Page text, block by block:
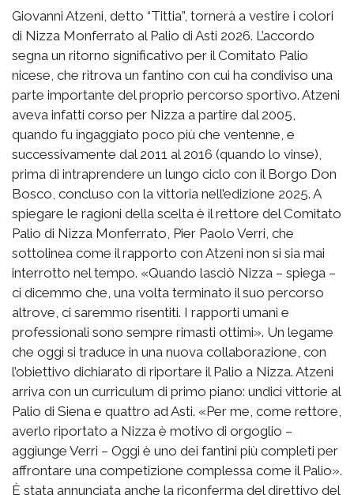
Giovanni Atzeni, detto “Tittia”, tornerà a vestire i colori
di Nizza Monferrato al Palio di Asti 2026. L’accordo
segna un ritorno significativo per il Comitato Palio
nicese, che ritrova un fantino con cui ha condiviso una
parte importante del proprio percorso sportivo. Atzeni
aveva infatti corso per Nizza a partire dal 2005,
quando fu ingaggiato poco più che ventenne, e
successivamente dal 2011 al 2016 (quando lo vinse),
prima di intraprendere un lungo ciclo con il Borgo Don
Bosco, concluso con la vittoria nell’edizione 2025. A
spiegare le ragioni della scelta è il rettore del Comitato
Palio di Nizza Monferrato, Pier Paolo Verri, che
sottolinea come il rapporto con Atzeni non si sia mai
interrotto nel tempo. «Quando lasciò Nizza – spiega –
ci dicemmo che, una volta terminato il suo percorso
altrove, ci saremmo risentiti. I rapporti umani e
professionali sono sempre rimasti ottimi». Un legame
che oggi si traduce in una nuova collaborazione, con
l’obiettivo dichiarato di riportare il Palio a Nizza. Atzeni
arriva con un curriculum di primo piano: undici vittorie al
Palio di Siena e quattro ad Asti. «Per me, come rettore,
averlo riportato a Nizza è motivo di orgoglio –
aggiunge Verri – Oggi è uno dei fantini più completi per
affrontare una competizione complessa come il Palio».
È stata annunciata anche la riconferma del direttivo del